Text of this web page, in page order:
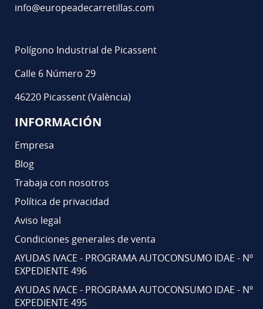
info@europeadecarretillas.com
Polígono Industrial de Picassent
Calle 6 Número 29
46220 Picassent (València)
INFORMACIÓN
Empresa
Blog
Trabaja con nosotros
Política de privacidad
Aviso legal
Condiciones generales de venta
AYUDAS IVACE - PROGRAMA AUTOCONSUMO IDAE - Nº
EXPEDIENTE 496
AYUDAS IVACE - PROGRAMA AUTOCONSUMO IDAE - Nº
EXPEDIENTE 495